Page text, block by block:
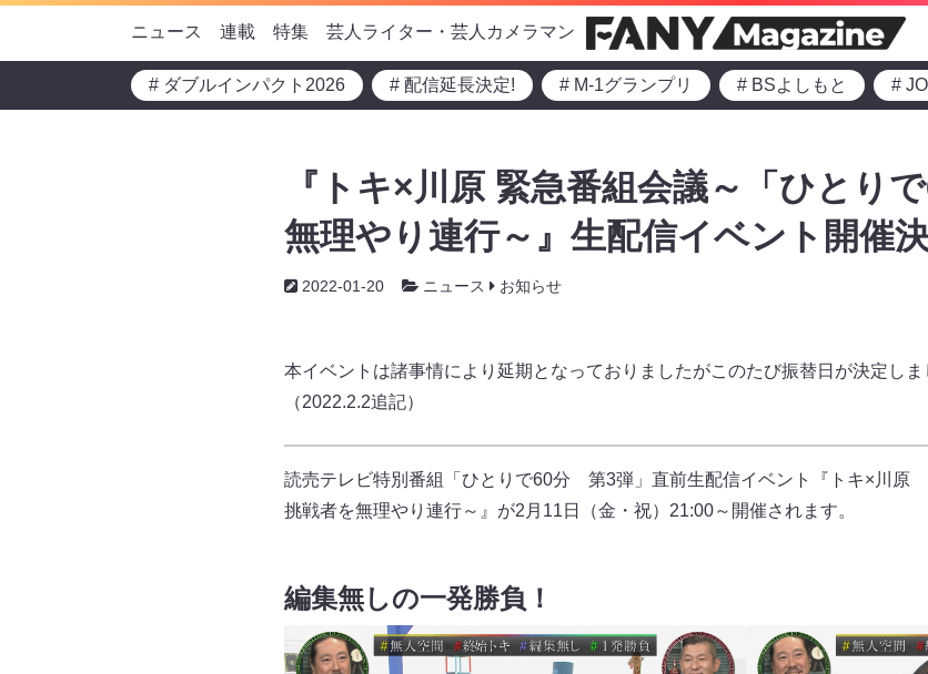
ニュース 連載 特集 芸人ライター・芸人カメラマン
# ダブルインパクト2026 # 配信延長決定! # M-1グランプリ # BSよしもと #
『トキ×川原 緊急番組会議～「ひとり
無理やり連行～』生配信イベント開催
2022-01-20 ニュース お知らせ
本イベントは諸事情により延期となっておりましたがこのたび振替日が決定しま
（2022.2.2追記）
読売テレビ特別番組「ひとりで60分 第3弾」直前生配信イベント『トキ×川原
挑戦者を無理やり連行～』が2月11日（金・祝）21:00～開催されます。
編集無しの一発勝負！